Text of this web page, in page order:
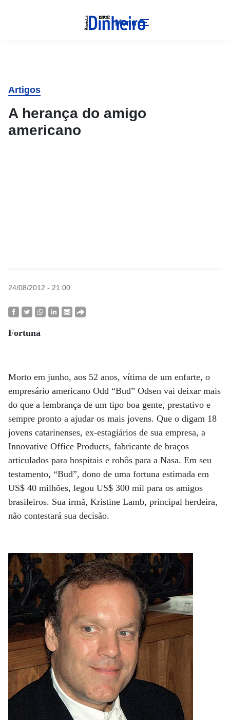
Menu
Artigos
A herança do amigo
americano
24/08/2012 - 21:00
Fortuna
Morto em junho, aos 52 anos, vítima de um enfarte, o
empresário americano Odd “Bud” Odsen vai deixar mais
do que a lembrança de um tipo boa gente, prestativo e
sempre pronto a ajudar os mais jovens. Que o digam 18
jovens catarinenses, ex-estagiários de sua empresa, a
Innovative Office Products, fabricante de braços
articulados para hospitais e robôs para a Nasa. Em seu
testamento, “Bud”, dono de uma fortuna estimada em
US$ 40 milhões, legou US$ 300 mil para os amigos
brasileiros. Sua irmã, Kristine Lamb, principal herdeira,
não contestará sua decisão.